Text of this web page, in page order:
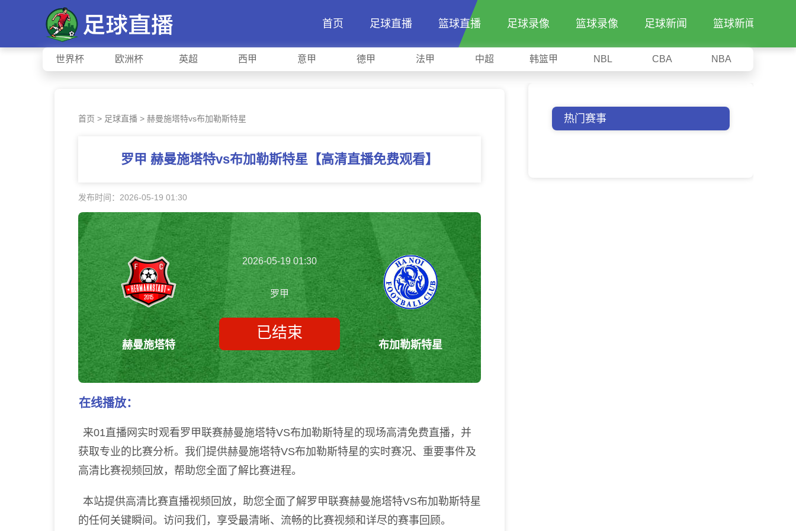
首页 足球直播 篮球直播 足球录像 篮球录像 足球新闻 篮球新闻
世界杯 欧洲杯 英超 西甲 意甲 德甲 法甲 中超 韩篮甲 NBL CBA NBA
首页 > 足球直播 > 赫曼施塔特vs布加勒斯特星
罗甲 赫曼施塔特vs布加勒斯特星【高清直播免费观看】
发布时间：2026-05-19 01:30
赫曼施塔特
2026-05-19 01:30
罗甲
已结束
布加勒斯特星
在线播放：
来01直播网实时观看罗甲联赛赫曼施塔特VS布加勒斯特星的现场高清免费直播，并
获取专业的比赛分析。我们提供赫曼施塔特VS布加勒斯特星的实时赛况、重要事件及
高清比赛视频回放，帮助您全面了解比赛进程。
本站提供高清比赛直播视频回放，助您全面了解罗甲联赛赫曼施塔特VS布加勒斯特星
的任何关键瞬间。访问我们，享受最清晰、流畅的比赛视频和详尽的赛事回顾。
热门赛事